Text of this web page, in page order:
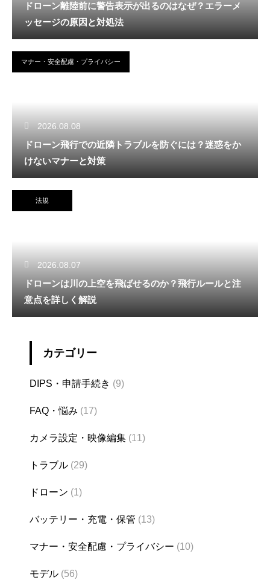
ドローン離陸前に警告表示が出るのはなぜ？エラーメ
ッセージの原因と対処法
マナー・安全配慮・プライバシー
2026.08.08
ドローン飛行での近隣トラブルを防ぐには？迷惑をか
けないマナーと対策
法規
2026.08.07
ドローンは川の上空を飛ばせるのか？飛行ルールと注
意点を詳しく解説
カテゴリー
DIPS・申請手続き (9)
FAQ・悩み (17)
カメラ設定・映像編集 (11)
トラブル (29)
ドローン (1)
バッテリー・充電・保管 (13)
マナー・安全配慮・プライバシー (10)
モデル (56)